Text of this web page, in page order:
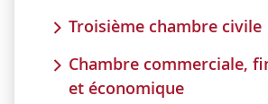
Troisième chambre civile
Chambre commerciale,
et économique